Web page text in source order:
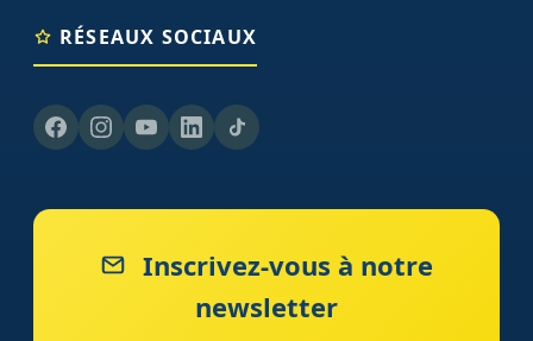
RÉSEAUX SOCIAUX
Inscrivez-vous à notre
newsletter